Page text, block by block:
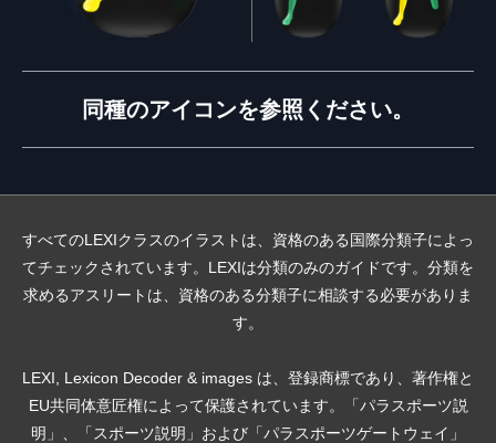
同種のアイコンを参照ください。
すべてのLEXIクラスのイラストは、資格のある国際分類子によっ
てチェックされています。LEXIは分類のみのガイドです。分類を
求めるアスリートは、資格のある分類子に相談する必要がありま
す。
LEXI, Lexicon Decoder & images は、登録商標であり、著作権と
EU共同体意匠権によって保護されています。「パラスポーツ説
明」、「スポーツ説明」および「パラスポーツゲートウェイ」